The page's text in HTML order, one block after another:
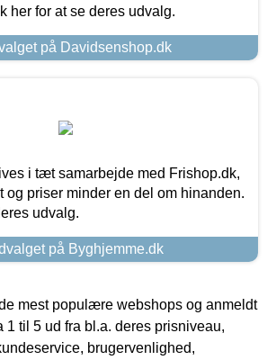
her for at se deres udvalg.
på Davidsenshop.dk
i tæt samarbejde med Frishop.dk,
og priser minder en del om hinanden.
udvalg.
på Byghjemme.dk
mest populære webshops og anmeldt
1 til 5 ud fra bl.a. deres prisniveau,
brugervenlighed,